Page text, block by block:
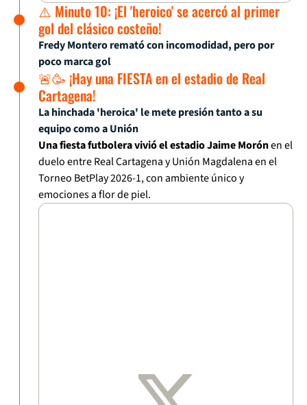
⚠️ Minuto 10: ¡El 'heroico' se acercó al primer
gol del clásico costeño!
Fredy Montero remató con incomodidad, pero por
poco marca gol
🚨🥳 ¡Hay una FIESTA en el estadio de Real
Cartagena!
La hinchada 'heroica' le mete presión tanto a su
equipo como a Unión
Una fiesta futbolera vivió el estadio Jaime Morónen el
duelo entre Real Cartagena y Unión Magdalena en el
Torneo BetPlay 2026-1, con ambiente único y
emociones a flor de piel.